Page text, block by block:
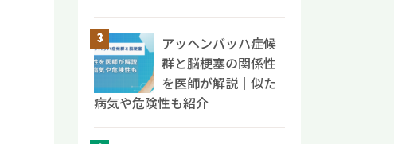
アッヘンバッハ症候
群と脳梗塞の関係性
を医師が解説｜似た
病気や危険性も紹介